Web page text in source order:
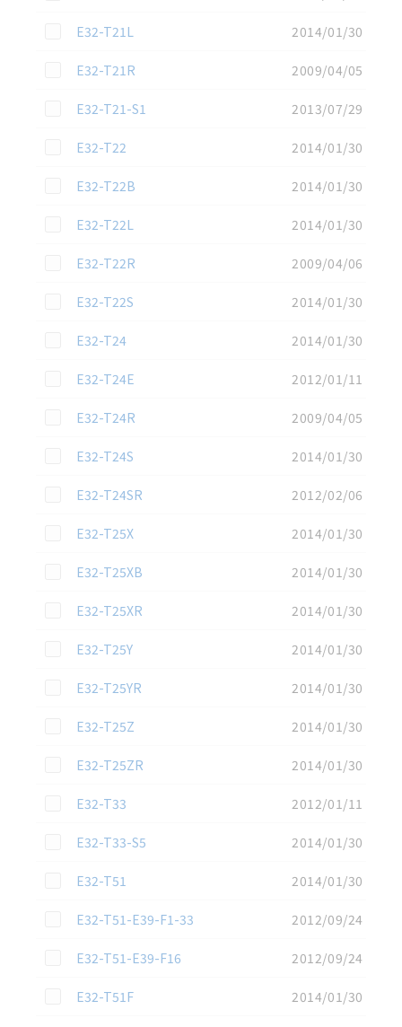
この資料を選択
E32-T21L
2014/01/30
この資料を選択
E32-T21R
2009/04/05
この資料を選択
E32-T21-S1
2013/07/29
この資料を選択
E32-T22
2014/01/30
この資料を選択
E32-T22B
2014/01/30
この資料を選択
E32-T22L
2014/01/30
この資料を選択
E32-T22R
2009/04/06
この資料を選択
E32-T22S
2014/01/30
この資料を選択
E32-T24
2014/01/30
この資料を選択
E32-T24E
2012/01/11
この資料を選択
E32-T24R
2009/04/05
この資料を選択
E32-T24S
2014/01/30
この資料を選択
E32-T24SR
2012/02/06
この資料を選択
E32-T25X
2014/01/30
この資料を選択
E32-T25XB
2014/01/30
この資料を選択
E32-T25XR
2014/01/30
この資料を選択
E32-T25Y
2014/01/30
この資料を選択
E32-T25YR
2014/01/30
この資料を選択
E32-T25Z
2014/01/30
この資料を選択
E32-T25ZR
2014/01/30
この資料を選択
E32-T33
2012/01/11
この資料を選択
E32-T33-S5
2014/01/30
この資料を選択
E32-T51
2014/01/30
この資料を選択
E32-T51-E39-F1-33
2012/09/24
この資料を選択
E32-T51-E39-F16
2012/09/24
この資料を選択
E32-T51F
2014/01/30